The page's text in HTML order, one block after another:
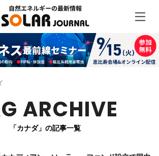
ARCHIVE
「カナダ」の記事一覧